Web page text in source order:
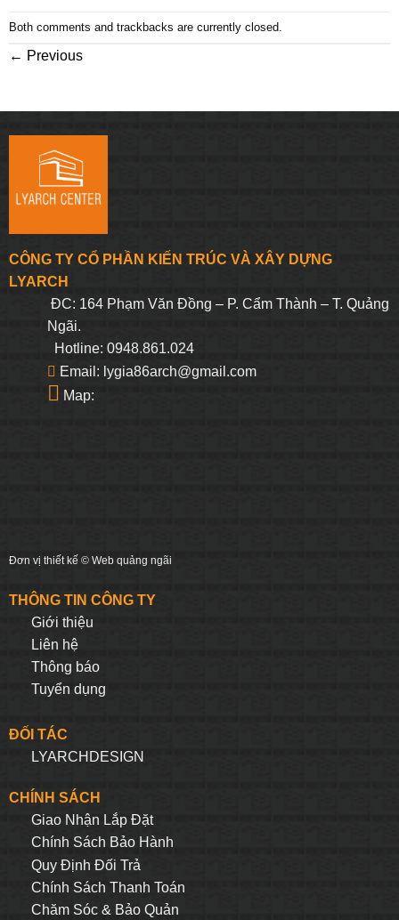
Both comments and trackbacks are currently closed.
← Previous
CÔNG TY CỔ PHẦN KIẾN TRÚC VÀ XÂY DỰNG
LYARCH
ĐC: 164 Phạm Văn Đồng – P. Cẩm Thành – T. Quảng
Ngãi.
Hotline: 0948.861.024
Email: lygia86arch@gmail.com
Map:
Đơn vị thiết kế © Web quảng ngãi
THÔNG TIN CÔNG TY
Giới thiệu
Liên hệ
Thông báo
Tuyển dụng
ĐỐI TÁC
LYARCHDESIGN
CHÍNH SÁCH
Giao Nhận Lắp Đặt
Chính Sách Bảo Hành
Quy Định Đối Trả
Chính Sách Thanh Toán
Chăm Sóc & Bảo Quản